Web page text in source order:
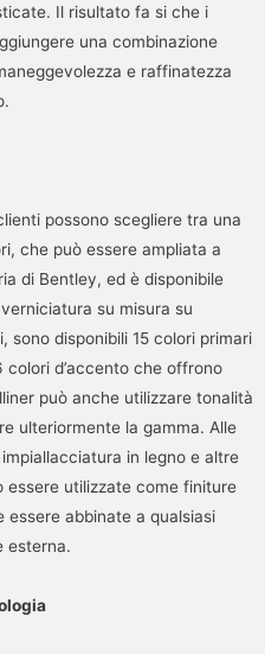
Il risultato fa si che i
una combinazione
e raffinatezza
possono scegliere tra una
che può essere ampliata a
di Bentley, ed è disponibile
su misura su
sono disponibili 15 colori primari
colori d’accento che offrono
può anche utilizzare tonalità
ulteriormente la gamma. Alle
in legno e altre
utilizzate come finiture
essere abbinate a qualsiasi
esterna.